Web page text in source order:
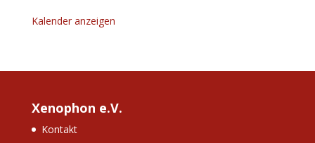
Kalender anzeigen
Xenophon e.V.
Kontakt